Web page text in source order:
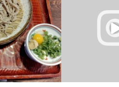
ンタル弱い星人で...
0 5